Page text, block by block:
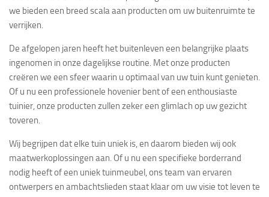
we bieden een breed scala aan producten om uw buitenruimte te
verrijken.
De afgelopen jaren heeft het buitenleven een belangrijke plaats
ingenomen in onze dagelijkse routine. Met onze producten
creëren we een sfeer waarin u optimaal van uw tuin kunt genieten.
Of u nu een professionele hovenier bent of een enthousiaste
tuinier, onze producten zullen zeker een glimlach op uw gezicht
toveren.
Wij begrijpen dat elke tuin uniek is, en daarom bieden wij ook
maatwerkoplossingen aan. Of u nu een specifieke borderrand
nodig heeft of een uniek tuinmeubel, ons team van ervaren
ontwerpers en ambachtslieden staat klaar om uw visie tot leven te